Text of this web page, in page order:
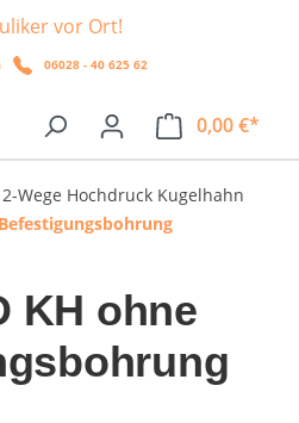
vor Ort!
06028 - 40 625 62
0,00 €*
2-Wege Hochdruck Kugelhahn
KH ohne